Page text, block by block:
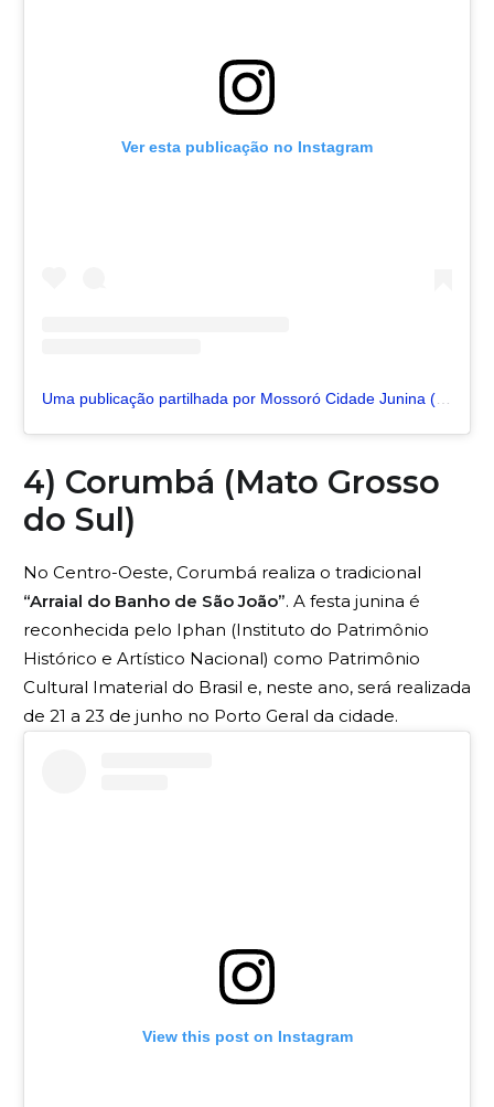
Ver esta publicação no Instagram
4) Corumbá (Mato Grosso
do Sul)
No Centro-Oeste, Corumbá realiza o tradicional
“Arraial do Banho de São João”. A festa junina é
reconhecida pelo Iphan (Instituto do Patrimônio
Histórico e Artístico Nacional) como Patrimônio
Cultural Imaterial do Brasil e, neste ano, será realizada
de 21 a 23 de junho no Porto Geral da cidade.
View this post on Instagram